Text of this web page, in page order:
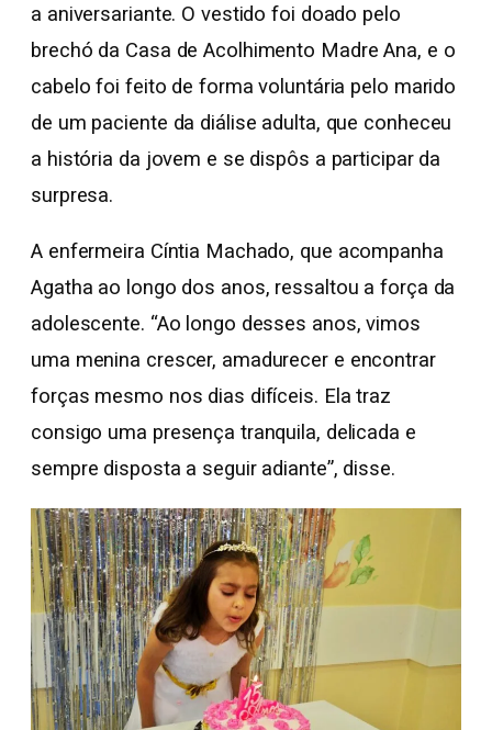
a aniversariante. O vestido foi doado pelo
brechó da Casa de Acolhimento Madre Ana, e o
cabelo foi feito de forma voluntária pelo marido
de um paciente da diálise adulta, que conheceu
a história da jovem e se dispôs a participar da
surpresa.
A enfermeira Cíntia Machado, que acompanha
Agatha ao longo dos anos, ressaltou a força da
adolescente. “Ao longo desses anos, vimos
uma menina crescer, amadurecer e encontrar
forças mesmo nos dias difíceis. Ela traz
consigo uma presença tranquila, delicada e
sempre disposta a seguir adiante”, disse.